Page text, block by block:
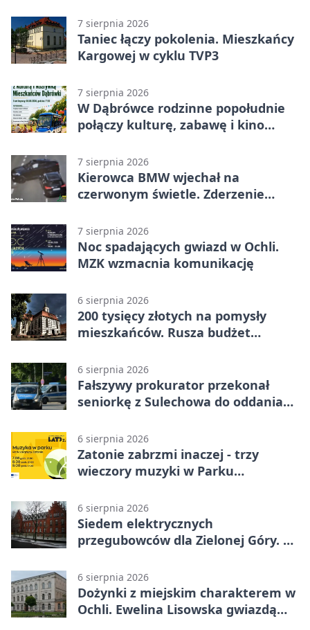
7 sierpnia 2026
Taniec łączy pokolenia. Mieszkańcy
Kargowej w cyklu TVP3
7 sierpnia 2026
W Dąbrówce rodzinne popołudnie
połączy kulturę, zabawę i kino
7 sierpnia 2026
Kierowca BMW wjechał na
czerwonym świetle. Zderzenie
7 sierpnia 2026
Noc spadających gwiazd w Ochli.
MZK wzmacnia komunikację
6 sierpnia 2026
200 tysięcy złotych na pomysły
mieszkańców. Rusza budżet
6 sierpnia 2026
Fałszywy prokurator przekonał
seniorkę z Sulechowa do oddania
6 sierpnia 2026
Zatonie zabrzmi inaczej - trzy
wieczory muzyki w Parku
6 sierpnia 2026
Siedem elektrycznych
przegubowców dla Zielonej Góry. To
6 sierpnia 2026
Dożynki z miejskim charakterem w
Ochli. Ewelina Lisowska gwiazdą